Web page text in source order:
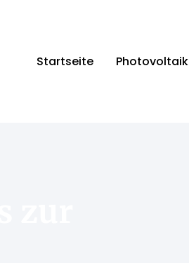
Startseite Photovoltaik